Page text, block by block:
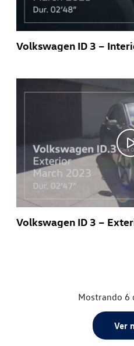
Volkswagen ID 3 –
Volkswagen ID 3 –
Mostrando 6
Ver